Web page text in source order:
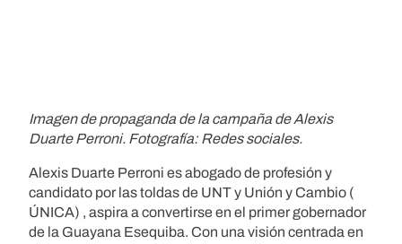
Imagen de propaganda de la campaña de Alexis
Duarte Perroni. Fotografía: Redes sociales.
Alexis Duarte Perroni es abogado de profesión y
candidato por las toldas de UNT y Unión y Cambio (
ÚNICA) , aspira a convertirse en el primer gobernador
de la Guayana Esequiba. Con una visión centrada en